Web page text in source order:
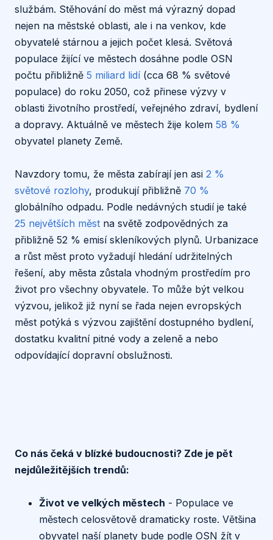
službám. Stěhování do měst má výrazný dopad
nejen na městské oblasti, ale i na venkov, kde
obyvatelé stárnou a jejich počet klesá. Světová
populace žijící ve městech dosáhne podle OSN
počtu přibližně 5 miliard lidí(cca 68 % světové
populace) do roku 2050, což přinese výzvy v
oblasti životního prostředí, veřejného zdraví, bydlení
a dopravy. Aktuálně ve městech žije kolem 58 %
obyvatel planety Země.
Navzdory tomu, že města zabírají jen asi 2 %
světové rozlohy, produkují přibližně 70 %
globálního odpadu. Podle nedávných studií je také
25 největších měst na světě zodpovědných za
přibližně 52 % emisí skleníkových plynů. Urbanizace
a růst měst proto vyžadují hledání udržitelných
řešení, aby města zůstala vhodným prostředím pro
život pro všechny obyvatele. To může být velkou
výzvou, jelikož již nyní se řada nejen evropských
měst potýká s výzvou zajištění dostupného bydlení,
dostatku kvalitní pitné vody a zeleně a nebo
odpovídající dopravní obslužnosti.
Co nás čeká v blízké budoucnosti? Zde je pět
nejdůležitějších trendů:
Život ve velkých městech - Populace ve
městech celosvětově dramaticky roste. Většina
obyvatel naší planety bude podle OSN žít v